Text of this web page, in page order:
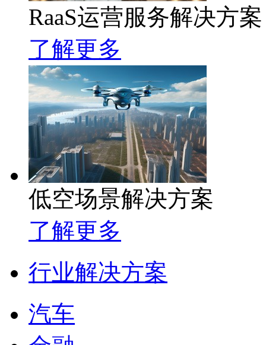
RaaS运营服务解决方案
了解更多
低空场景解决方案
了解更多
行业解决方案
汽车